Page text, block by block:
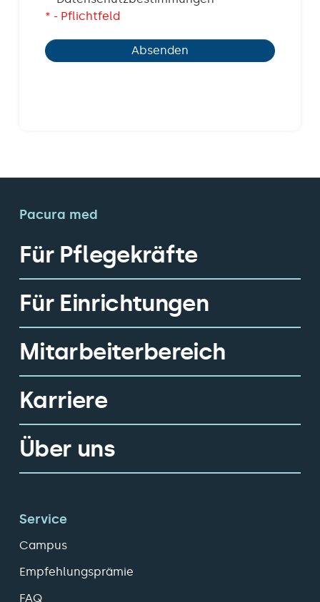
* - Pflichtfeld
Absenden
Pacura med
Für Pflegekräfte
Für Einrichtungen
Mitarbeiterbereich
Karriere
Über uns
Service
Campus
Empfehlungsprämie
FAQ